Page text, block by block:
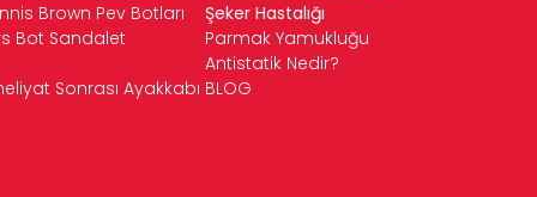
Brown Pev Botları
Şeker Hastalığı
Bot Sandalet
Parmak Yamukluğu
Antistatik Nedir?
Sonrası Ayakkabı BLOG